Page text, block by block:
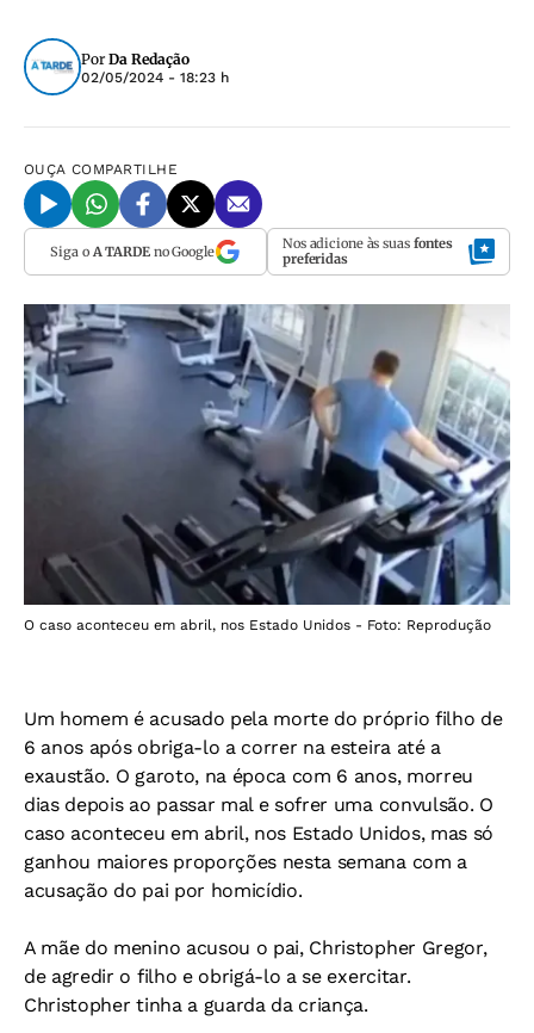
Por Da Redação
02/05/2024 - 18:23 h
OUÇA COMPARTILHE
Siga o A TARDEno Google Nos adicione às suas fontes
preferidas
O caso aconteceu em abril, nos Estado Unidos - Foto: Reprodução
Um homem é acusado pela morte do próprio filho de
6 anos após obriga-lo a correr na esteira até a
exaustão. O garoto, na época com 6 anos, morreu
dias depois ao passar mal e sofrer uma convulsão. O
caso aconteceu em abril, nos Estado Unidos, mas só
ganhou maiores proporções nesta semana com a
acusação do pai por homicídio.
A mãe do menino acusou o pai, Christopher Gregor,
de agredir o filho e obrigá-lo a se exercitar.
Christopher tinha a guarda da criança.